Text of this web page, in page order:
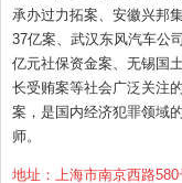
承办过力拓案、安徽兴邦
37亿案、武汉东风汽车公
亿元社保资金案、无锡国
长受贿案等社会广泛关注
案，是国内经济犯罪领域
师。
地址：上海市南京西路